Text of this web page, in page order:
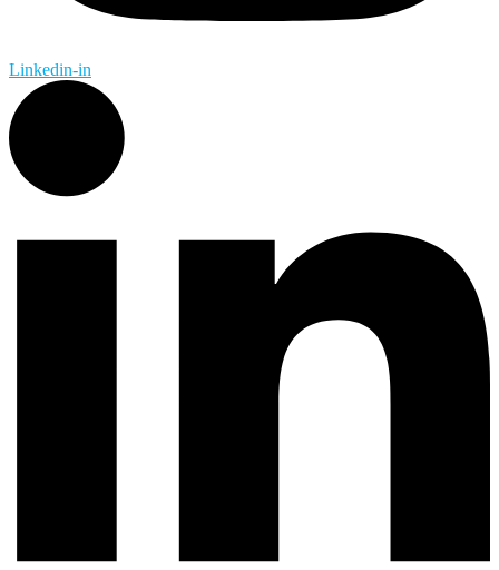
Linkedin-in